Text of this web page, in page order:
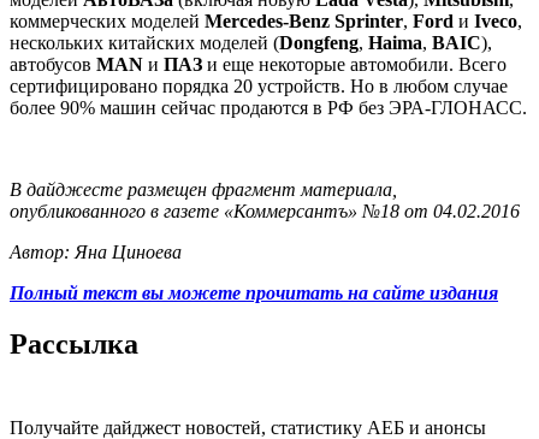
коммерческих моделей Mercedes-Benz Sprinter, Ford и Iveco,
нескольких китайских моделей (Dongfeng, Haima, BAIC),
автобусов MAN и ПАЗ и еще некоторые автомобили. Всего
сертифицировано порядка 20 устройств. Но в любом случае
более 90% машин сейчас продаются в РФ без ЭРА-ГЛОНАСС.
В дайджесте размещен фрагмент материала,
опубликованного в газете «Коммерсантъ» №18 от 04.02.2016
Автор: Яна Циноева
Полный текст вы можете прочитать на сайте издания
Рассылка
Получайте дайджест новостей, статистику АЕБ и анонсы